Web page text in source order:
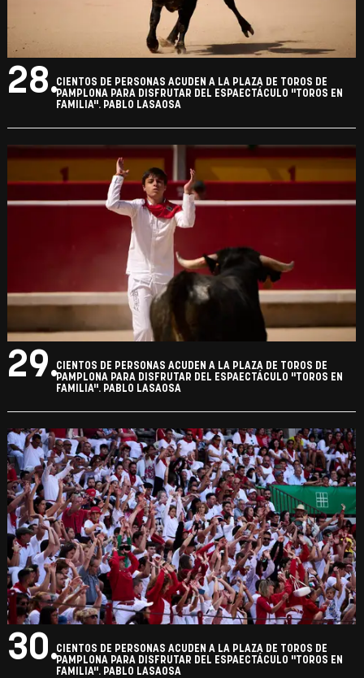
28.CIENTOS DE PERSONAS ACUDEN A LA PLAZA DE TOROS DE
PAMPLONA PARA DISFRUTAR DEL ESPAECTÁCULO "TOROS EN
FAMILIA". PABLO LASAOSA
29.CIENTOS DE PERSONAS ACUDEN A LA PLAZA DE TOROS DE
PAMPLONA PARA DISFRUTAR DEL ESPAECTÁCULO "TOROS EN
FAMILIA". PABLO LASAOSA
30.CIENTOS DE PERSONAS ACUDEN A LA PLAZA DE TOROS DE
PAMPLONA PARA DISFRUTAR DEL ESPAECTÁCULO "TOROS EN
FAMILIA". PABLO LASAOSA